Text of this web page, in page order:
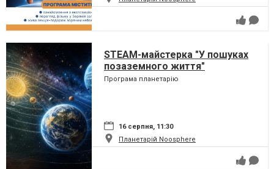
STEAM-майстерка "У пошуках
позаземного життя"
Програма планетарію
16 серпня, 11:30
Планетарій Noosphere